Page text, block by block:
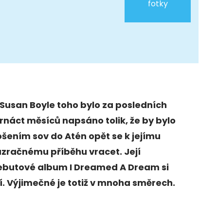
fotky
Boyle toho bylo za posledních
měsíců napsáno tolik, že by bylo
sov do Atén opět se k jejímu
příběhu vracet. Její
album I Dreamed A Dream si
Výjimečné je totiž v mnoha směrech.